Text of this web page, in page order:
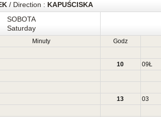
/ Direction : KAPUŚCISKA
SOBOTA
Saturday
Minuty Godz
10 09Ł
13
03